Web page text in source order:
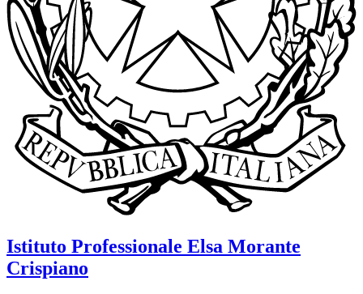
Istituto Professionale Elsa Morante
Crispiano